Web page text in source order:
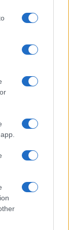
del
una
per
al 2017
di tutta
del
Stato